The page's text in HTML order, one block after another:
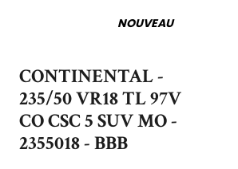
NOUVEAU
CONTINENTAL -
235/50 VR18 TL 97V
CO CSC 5 SUV MO -
2355018 - BBB